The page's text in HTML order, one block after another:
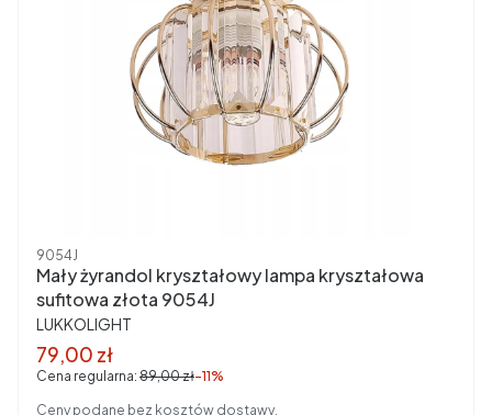
Kod produktu
9054J
Mały żyrandol kryształowy lampa kryształowa
sufitowa złota 9054J
PRODUCENT
LUKKOLIGHT
Cena promocyjna brutto
79,00 zł
Cena regularna: 89,00 zł-11%
Ceny podane bez kosztów dostawy.